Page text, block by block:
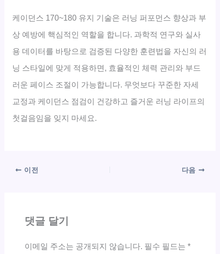
케이던스 170~180 유지 기술은 러닝 퍼포먼스 향상과 부
상 예방에 핵심적인 역할을 합니다. 과학적 연구와 실사
용 데이터를 바탕으로 검증된 다양한 훈련법을 자신의 러
닝 스타일에 맞게 적용하면, 효율적인 체력 관리와 부드
러운 페이스 조절이 가능합니다. 무엇보다 꾸준한 자세
교정과 케이던스 점검이 건강하고 즐거운 러닝 라이프의
첫걸음임을 잊지 마세요.
이전 다음
댓글 달기
이메일 주소는 공개되지 않습니다. 필수 필드는 *